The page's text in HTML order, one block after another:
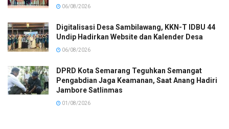
06/08/2026
Digitalisasi Desa Sambilawang, KKN-T IDBU 44
Undip Hadirkan Website dan Kalender Desa
06/08/2026
DPRD Kota Semarang Teguhkan Semangat
Pengabdian Jaga Keamanan, Saat Anang Hadiri
Jambore Satlinmas
01/08/2026